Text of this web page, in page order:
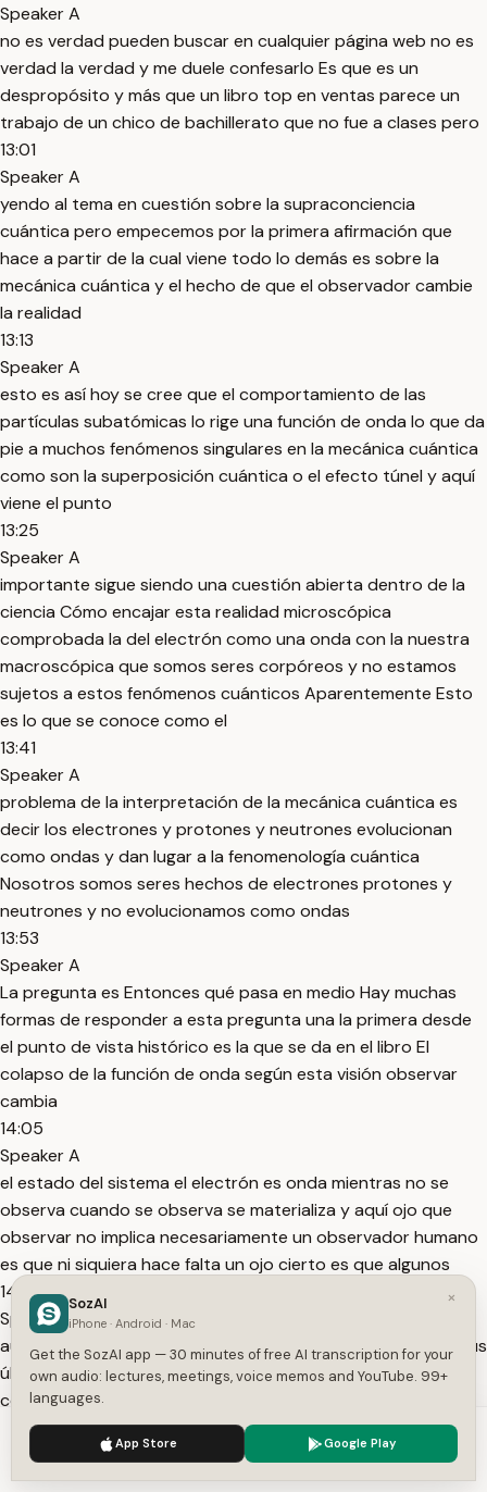
Speaker A
no es verdad pueden buscar en cualquier página web no es
verdad la verdad y me duele confesarlo Es que es un
despropósito y más que un libro top en ventas parece un
trabajo de un chico de bachillerato que no fue a clases pero
13:01
Speaker A
yendo al tema en cuestión sobre la supraconciencia
cuántica pero empecemos por la primera afirmación que
hace a partir de la cual viene todo lo demás es sobre la
mecánica cuántica y el hecho de que el observador cambie
la realidad
13:13
Speaker A
esto es así hoy se cree que el comportamiento de las
partículas subatómicas lo rige una función de onda lo que da
pie a muchos fenómenos singulares en la mecánica cuántica
como son la superposición cuántica o el efecto túnel y aquí
viene el punto
13:25
Speaker A
importante sigue siendo una cuestión abierta dentro de la
ciencia Cómo encajar esta realidad microscópica
comprobada la del electrón como una onda con la nuestra
macroscópica que somos seres corpóreos y no estamos
sujetos a estos fenómenos cuánticos Aparentemente Esto
es lo que se conoce como el
13:41
Speaker A
problema de la interpretación de la mecánica cuántica es
decir los electrones y protones y neutrones evolucionan
como ondas y dan lugar a la fenomenología cuántica
Nosotros somos seres hechos de electrones protones y
neutrones y no evolucionamos como ondas
13:53
Speaker A
La pregunta es Entonces qué pasa en medio Hay muchas
formas de responder a esta pregunta una la primera desde
el punto de vista histórico es la que se da en el libro El
colapso de la función de onda según esta visión observar
cambia
14:05
Speaker A
el estado del sistema el electrón es onda mientras no se
observa cuando se observa se materializa y aquí ojo que
observar no implica necesariamente un observador humano
es que ni siquiera hace falta un ojo cierto es que algunos
14:18
Speaker A
autores científicos como winer llevaron esta afirmación a sus
últimas consecuencias proponiendo que existía una
conciencia cósmica pero tan cierto es esto como que el
mismo bor y los físicos de sus coola que se reconocían
directamente como positivistas no
14:33
We use cookies to enhance your experience.
×
SozAI
iPhone · Android · Mac
Get the SozAI app — 30 minutes of free AI transcription for your
own audio: lectures, meetings, voice memos and YouTube. 99+
languages.
App Store Google Play